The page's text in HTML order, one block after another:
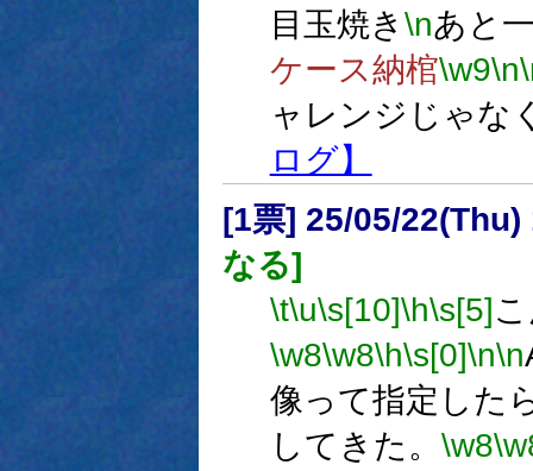
目玉焼き \nあと
ケース納棺\w9\n
ャレンジじゃな
ログ】
[1票] 25/05/
なる]
\t\u\s[10]\h\s[5]
\w8\w8\h\s[0]\n\n
像って指定した
してきた。 \w8